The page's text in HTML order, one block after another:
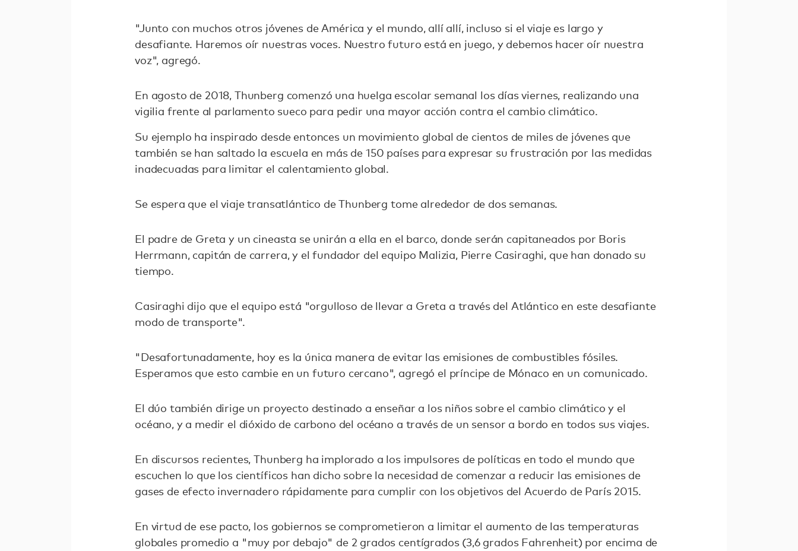
"Junto con muchos otros jóvenes de América y el mundo, allí allí, incluso si el viaje es largo y
desafiante. Haremos oír nuestras voces. Nuestro futuro está en juego, y debemos hacer oír nuestra
voz", agregó.
En agosto de 2018, Thunberg comenzó una huelga escolar semanal los días viernes, realizando una
vigilia frente al parlamento sueco para pedir una mayor acción contra el cambio climático.
Su ejemplo ha inspirado desde entonces un movimiento global de cientos de miles de jóvenes que
también se han saltado la escuela en más de 150 países para expresar su frustración por las medidas
inadecuadas para limitar el calentamiento global.
Se espera que el viaje transatlántico de Thunberg tome alrededor de dos semanas.
El padre de Greta y un cineasta se unirán a ella en el barco, donde serán capitaneados por Boris
Herrmann, capitán de carrera, y el fundador del equipo Malizia, Pierre Casiraghi, que han donado su
tiempo.
Casiraghi dijo que el equipo está "orgulloso de llevar a Greta a través del Atlántico en este desafiante
modo de transporte".
"Desafortunadamente, hoy es la única manera de evitar las emisiones de combustibles fósiles.
Esperamos que esto cambie en un futuro cercano", agregó el príncipe de Mónaco en un comunicado.
El dúo también dirige un proyecto destinado a enseñar a los niños sobre el cambio climático y el
océano, y a medir el dióxido de carbono del océano a través de un sensor a bordo en todos sus viajes.
En discursos recientes, Thunberg ha implorado a los impulsores de políticas en todo el mundo que
escuchen lo que los científicos han dicho sobre la necesidad de comenzar a reducir las emisiones de
gases de efecto invernadero rápidamente para cumplir con los objetivos del Acuerdo de París 2015.
En virtud de ese pacto, los gobiernos se comprometieron a limitar el aumento de las temperaturas
globales promedio a "muy por debajo" de 2 grados centígrados (3,6 grados Fahrenheit) por encima de